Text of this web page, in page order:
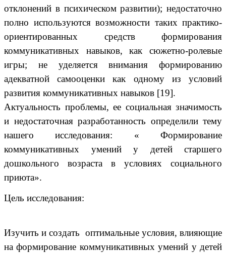
отклонений в психическом развитии); недостаточно
полно используются возможности таких практико-
ориентированных средств формирования
коммуникативных навыков, как сюжетно-ролевые
игры; не уделяется внимания формированию
адекватной самооценки как одному из условий
развития коммуникативных навыков [19].
Актуальность проблемы, ее социальная значимость
и недостаточная разработанность определили тему
нашего исследования: «Формирование
коммуникативных умений у детей старшего
дошкольного возраста в условиях социального
приюта».
Цель исследования:
Изучить и создать оптимальные условия, влияющие
на формирование коммуникативных умений у детей